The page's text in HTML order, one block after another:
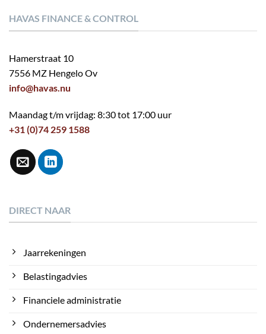
HAVAS FINANCE & CONTROL
Hamerstraat 10
7556 MZ Hengelo Ov
info@havas.nu
Maandag t/m vrijdag: 8:30 tot 17:00 uur
+31 (0)74 259 1588
DIRECT NAAR
Jaarrekeningen
Belastingadvies
Financiele administratie
Ondernemersadvies